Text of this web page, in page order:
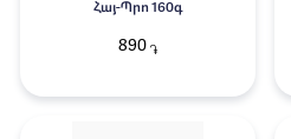
Հայ-Պրո 160գ
890֏